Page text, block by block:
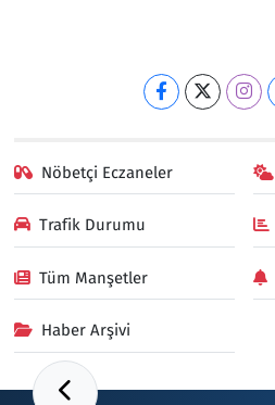
Nöbetçi Eczaneler
Trafik Durumu
Tüm Manşetler
Haber Arşivi